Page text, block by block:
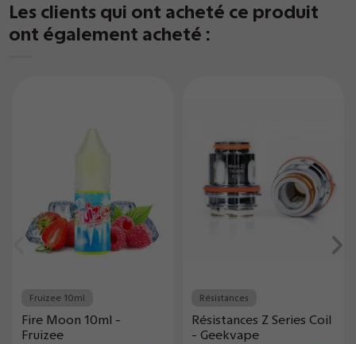
Les clients qui ont acheté ce produit
ont également acheté :
Fruizee 10ml
Fire Moon 10ml -
Fruizee
Résistances
Résistances Z Series Coil
- Geekvape